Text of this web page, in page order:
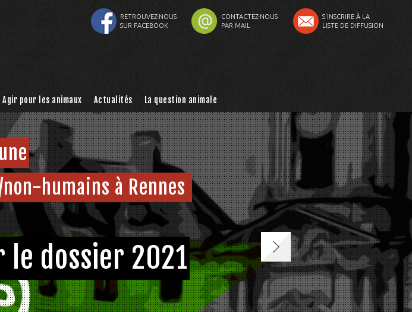
RETROUVEZ-NOUS
SUR FACEBOOK
CONTACTEZ-NOUS
PAR MAIL
S'INSCRIRE À LA
LISTE DE DIFFUSION
Agir pour les animaux Actualités La question animale
humains à Rennes
le dossier 2021